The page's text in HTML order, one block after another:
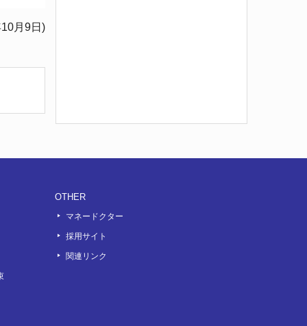
月9日)
OTHER
マネードクター
採用サイト
関連リンク